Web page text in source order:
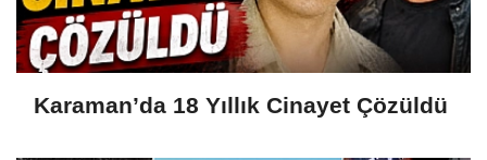
Karaman’da 18 Yıllık Cinayet Çözüldü